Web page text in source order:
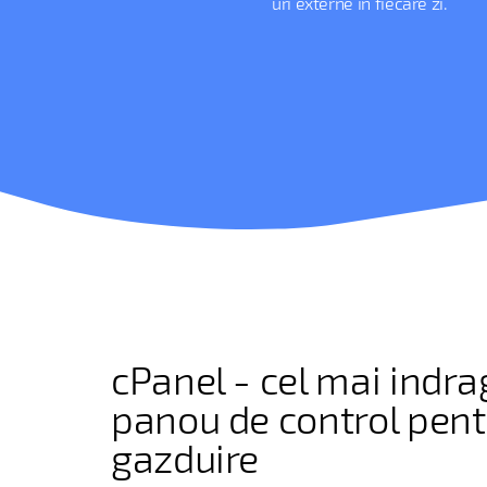
cPanel - cel mai
panou de control
gazduire